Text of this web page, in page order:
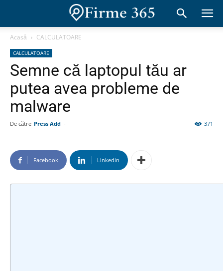
Acasă CALCULATOARE
CALCULATOARE
Semne că laptopul tău ar
putea avea probleme de
malware
De către Press Add - 371
Facebook Linkedin